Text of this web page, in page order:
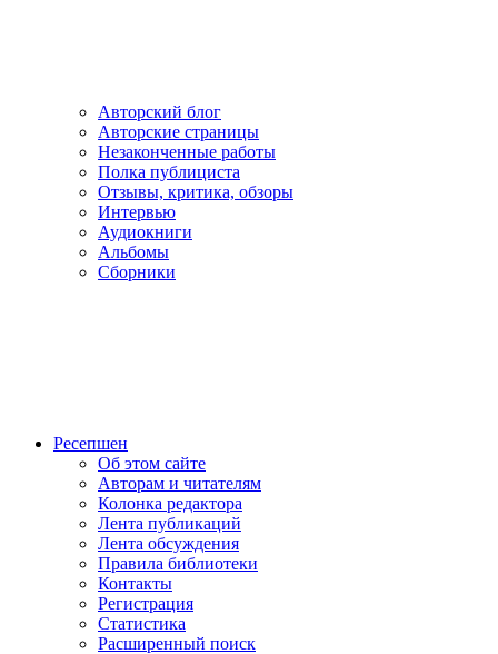
Авторский блог
Авторские страницы
Незаконченные работы
Полка публициста
Отзывы, критика, обзоры
Интервью
Аудиокниги
Альбомы
Сборники
Ресепшен
Об этом сайте
Авторам и читателям
Колонка редактора
Лента публикаций
Лента обсуждения
Правила библиотеки
Контакты
Регистрация
Статистика
Расширенный поиск